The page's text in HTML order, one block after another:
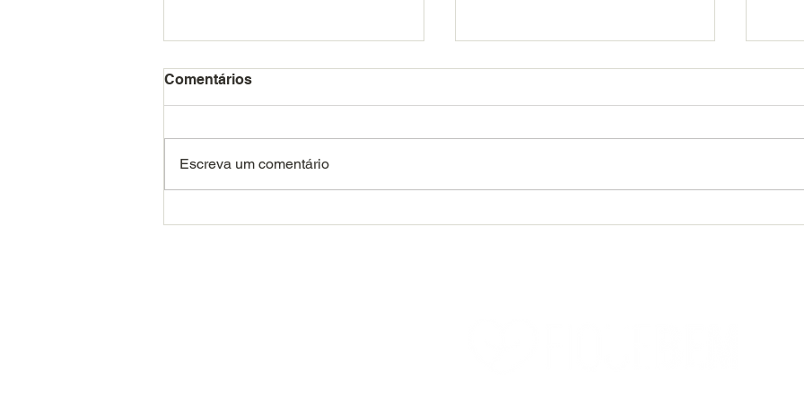
Comentários
Escreva um comentário